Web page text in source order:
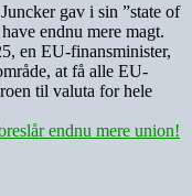
gav i sin ”state of
endnu mere magt.
en EU-finansminister,
at få alle EU-
til valuta for hele
endnu mere union!